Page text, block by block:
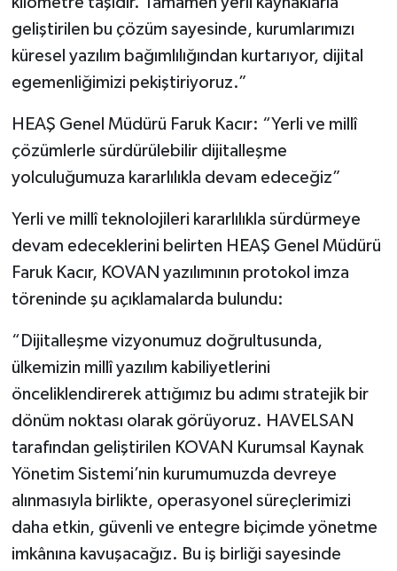
geliştirilen bu çözüm sayesinde, kurumlarımızı
küresel yazılım bağımlılığından kurtarıyor, dijital
egemenliğimizi pekiştiriyoruz.”
HEAŞ Genel Müdürü Faruk Kacır: “Yerli ve millî
çözümlerle sürdürülebilir dijitalleşme
yolculuğumuza kararlılıkla devam edeceğiz”
Yerli ve millî teknolojileri kararlılıkla sürdürmeye
devam edeceklerini belirten HEAŞ Genel Müdürü
Faruk Kacır, KOVAN yazılımının protokol imza
töreninde şu açıklamalarda bulundu:
“Dijitalleşme vizyonumuz doğrultusunda,
ülkemizin millî yazılım kabiliyetlerini
önceliklendirerek attığımız bu adımı stratejik bir
dönüm noktası olarak görüyoruz. HAVELSAN
tarafından geliştirilen KOVAN Kurumsal Kaynak
Yönetim Sistemi’nin kurumumuzda devreye
alınmasıyla birlikte, operasyonel süreçlerimizi
daha etkin, güvenli ve entegre biçimde yönetme
imkânına kavuşacağız. Bu iş birliği sayesinde